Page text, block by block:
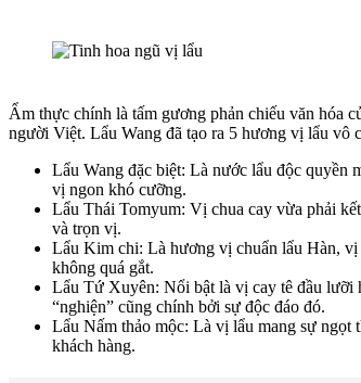
Ẩm thực chính là tấm gương phản chiếu văn hóa
người Việt. Lẩu Wang đã tạo ra 5 hương vị lẩu vô
Lẩu Wang đặc biệt: Là nước lẩu độc quyền
vị ngon khó cưỡng.
Lẩu Thái Tomyum: Vị chua cay vừa phải
và trọn vị.
Lẩu Kim chi: Là hương vị chuẩn lẩu Hàn, vị
không quá gắt.
Lẩu Tứ Xuyên: Nổi bật là vị cay tê đầu lưỡi
“nghiện” cũng chính bởi sự độc đáo đó.
Lẩu Nấm thảo mộc: Là vị lẩu mang sự ngọt
khách hàng.